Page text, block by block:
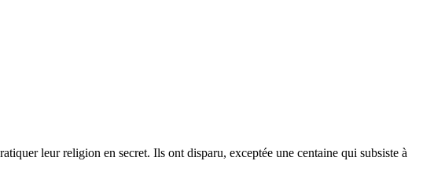
leur religion en secret. Ils ont disparu, exceptée une centaine qui subsiste à